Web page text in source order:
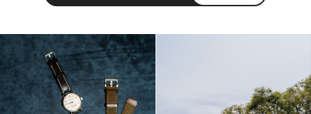
빛으로 쓴 편지
취미 분야 크리에이터
구독하기 카카오톡 트위터